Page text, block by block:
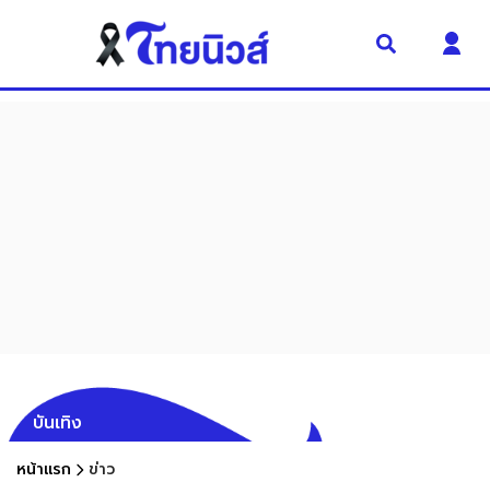
บันเทิง
หน้าแรก ข่าว